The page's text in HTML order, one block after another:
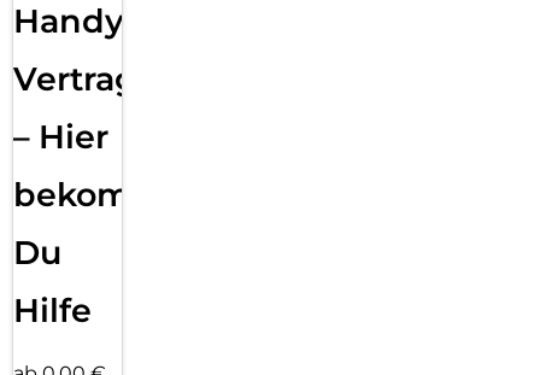
Handy
Vertragsabwicklung
– Hier
bekommst
Du
Hilfe